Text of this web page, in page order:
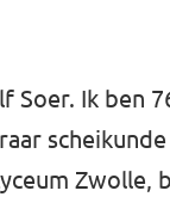
Soer. Ik ben
Zwolle,